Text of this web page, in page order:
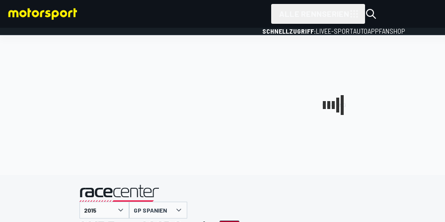
SCHNELLZUGRIFF:LIVEE-SPORTAUTOAPPFANSHOP
GP SPANIEN